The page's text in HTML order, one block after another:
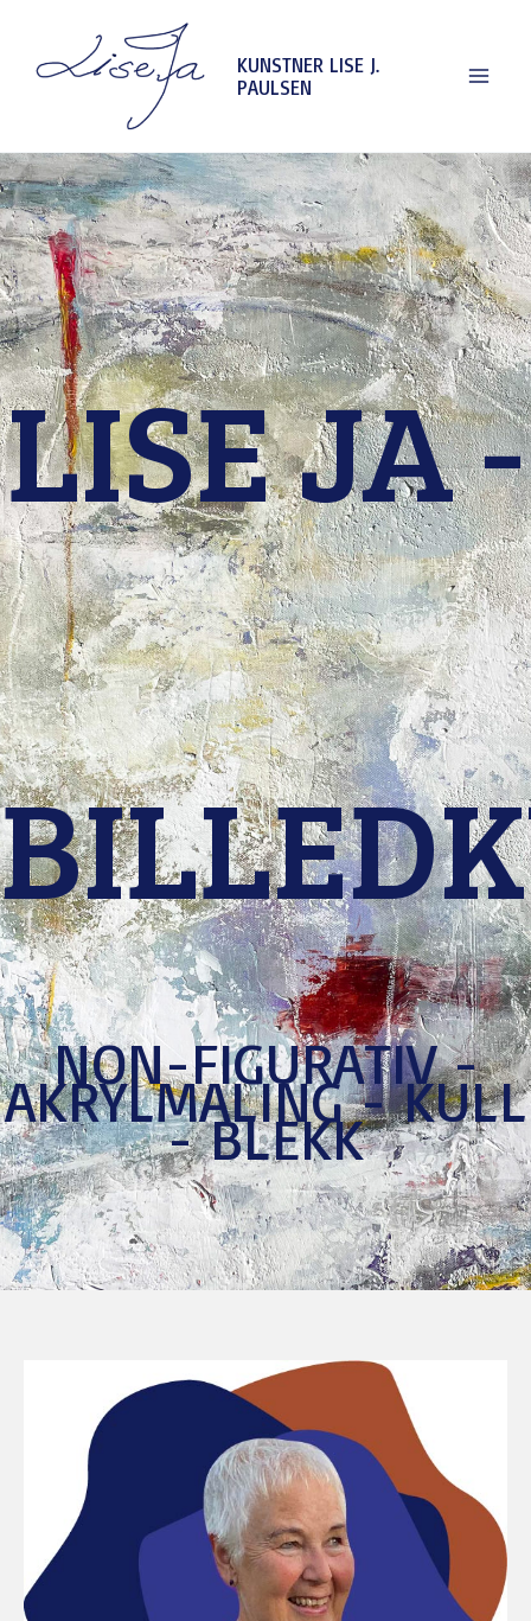
KUNSTNER LISE J.
PAULSEN
LISE JA -
NON-FIGURATIV -
AKRYLMALING - KULL
- BLEKK